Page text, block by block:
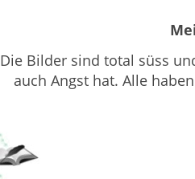
Die Bilder sind total süss
auch Angst hat. Alle